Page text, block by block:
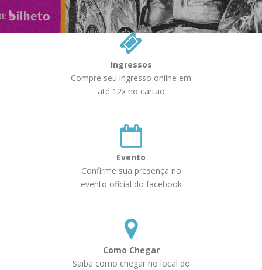
Ingressos
Compre seu ingresso online em
até 12x no cartão
Evento
Confirme sua presença no
evento oficial do facebook
Como Chegar
Saiba como chegar no local do